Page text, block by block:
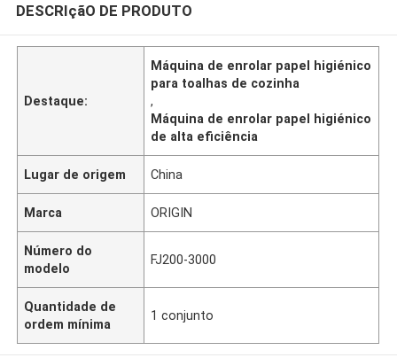
DESCRIçãO DE PRODUTO
Destaque:
Máquina de enrolar papel higiénico
para toalhas de cozinha
,
Máquina de enrolar papel higiénico
de alta eficiência
Lugar de origem China
Marca ORIGIN
Número do
modelo
FJ200-3000
Quantidade de
ordem mínima
1 conjunto